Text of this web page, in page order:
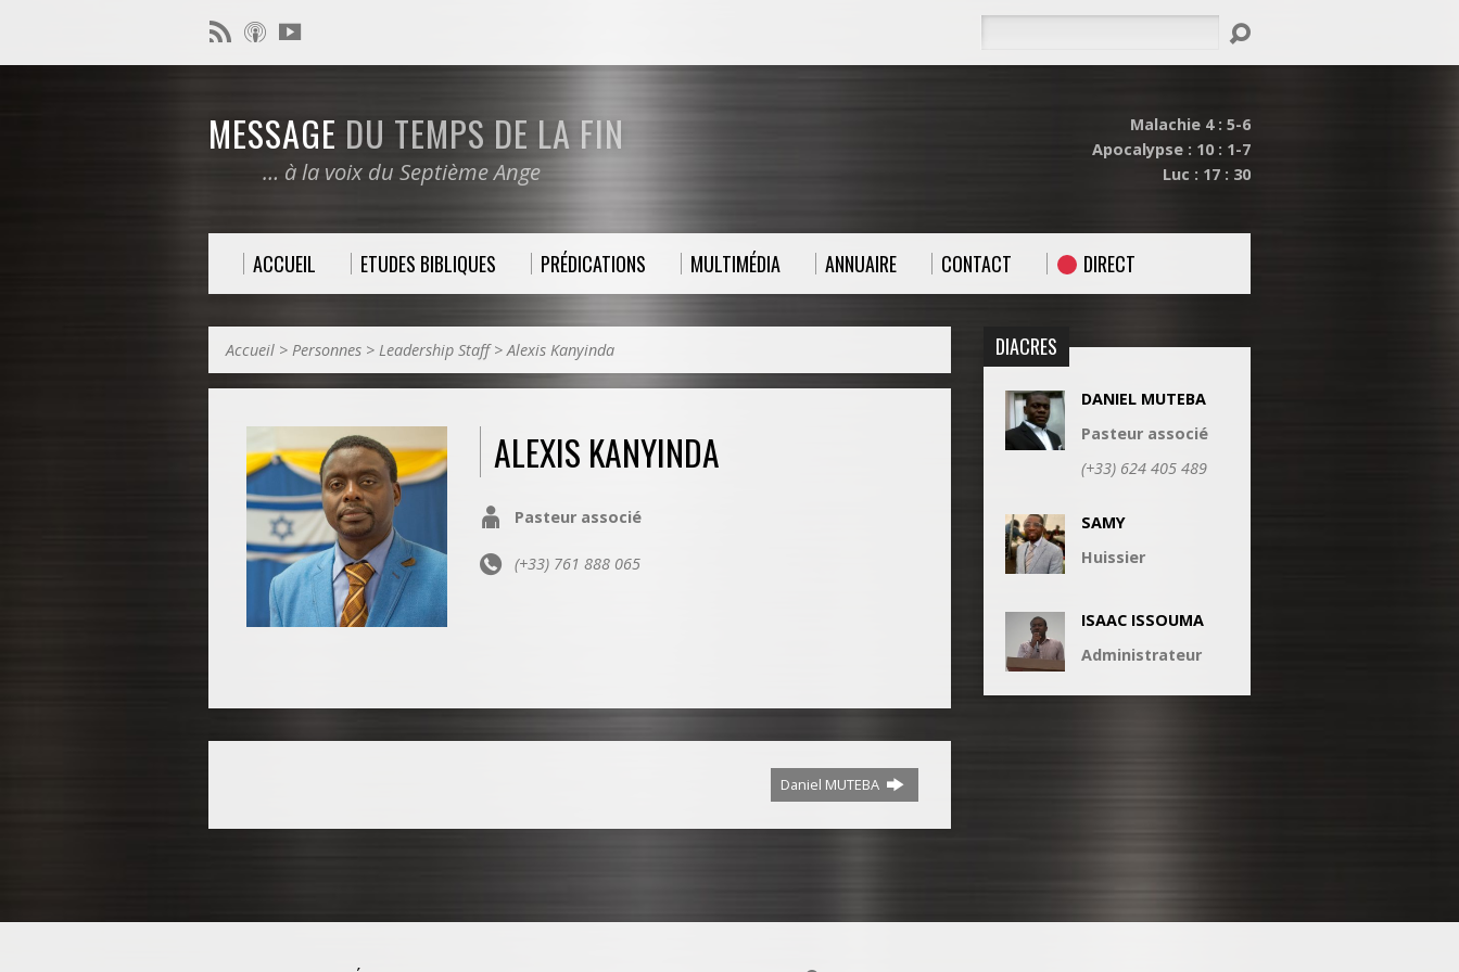
MESSAGE DU TEMPS DE LA FIN
… à la voix du Septième Ange
Malachie 4 : 5-6
Apocalypse : 10 : 1-7
Luc : 17 : 30
ACCUEIL ETUDES BIBLIQUES PRÉDICATIONS MULTIMÉDIA ANNUAIRE CONTACT DIRECT
Accueil > Personnes > Leadership Staff>Alexis Kanyinda
ALEXIS KANYINDA
Pasteur associé
(+33) 761 888 065
Daniel MUTEBA
DIACRES
DANIEL MUTEBA
Pasteur associé
(+33) 624 405 489
SAMY
Huissier
ISAAC ISSOUMA
Administrateur